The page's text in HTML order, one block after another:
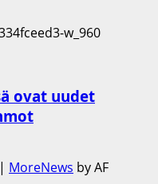
ovat uudet
| MoreNews by AF